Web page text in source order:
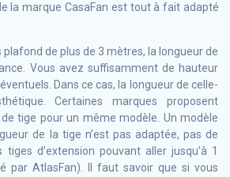
la marque CasaFan est tout à fait adapté
plafond de plus de 3 mètres, la longueur de
Vous avez suffisamment de hauteur
Dans ce cas, la longueur de celle-
Certaines marques proposent
tige pour un même modèle. Un modèle
de la tige n’est pas adaptée, pas de
d’extension pouvant aller jusqu’à 1
par AtlasFan). Il faut savoir que si vous